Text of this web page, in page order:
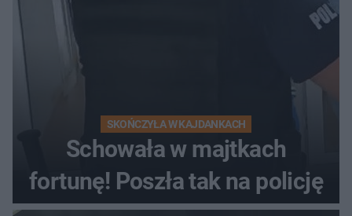
SKOŃCZYŁA W KAJDANKACH
Schowała w majtkach
fortunę! Poszła tak na policję